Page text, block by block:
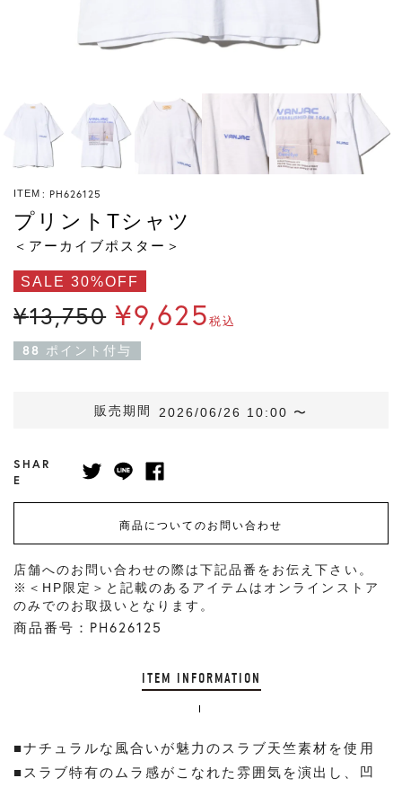
ITEM PH626125
プリントTシャツ
＜アーカイブポスター＞
SALE 30%OFF
¥13,750 ¥9,625税込
88 ポイント付与
販売期間 2026/06/26 10:00 〜
SHAR
E
商品についてのお問い合わせ
店舗へのお問い合わせの際は下記品番をお伝え下さい。
※＜HP限定＞と記載のあるアイテムはオンラインストア
のみでのお取扱いとなります。
商品番号：PH626125
ITEM INFORMATION
■ナチュラルな風合いが魅力のスラブ天竺素材を使用
■スラブ特有のムラ感がこなれた雰囲気を演出し、凹